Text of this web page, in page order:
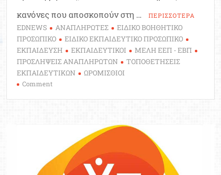
κανόνες που αποσκοπούν στη …
ΠΕΡΙΣΣΟΤΕΡΑ
EDNEWS ΑΝΑΠΛΗΡΩΤΕΣ
ΕΙΔΙΚΟ ΒΟΗΘΗΤΙΚΟ
ΠΡΟΣΩΠΙΚΟ
ΕΙΔΙΚΟ ΕΚΠΑΙΔΕΥΤΙΚΟ ΠΡΟΣΩΠΙΚΟ
ΕΚΠΑΙΔΕΥΣΗ
ΕΚΠΑΙΔΕΥΤΙΚΟΙ
ΜΕΛΗ ΕΕΠ - ΕΒΠ
ΠΡΟΣΛΗΨΕΙΣ ΑΝΑΠΛΗΡΩΤΩΝ
ΤΟΠΟΘΕΤΗΣΕΙΣ
ΕΚΠΑΙΔΕΥΤΙΚΩΝ
ΩΡΟΜΙΣΘΙΟΙ
Comment
εκπαιδευτικών,
ωρομίσθιων
και
μελών